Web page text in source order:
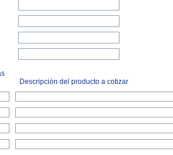
Descripción del producto a cotizar